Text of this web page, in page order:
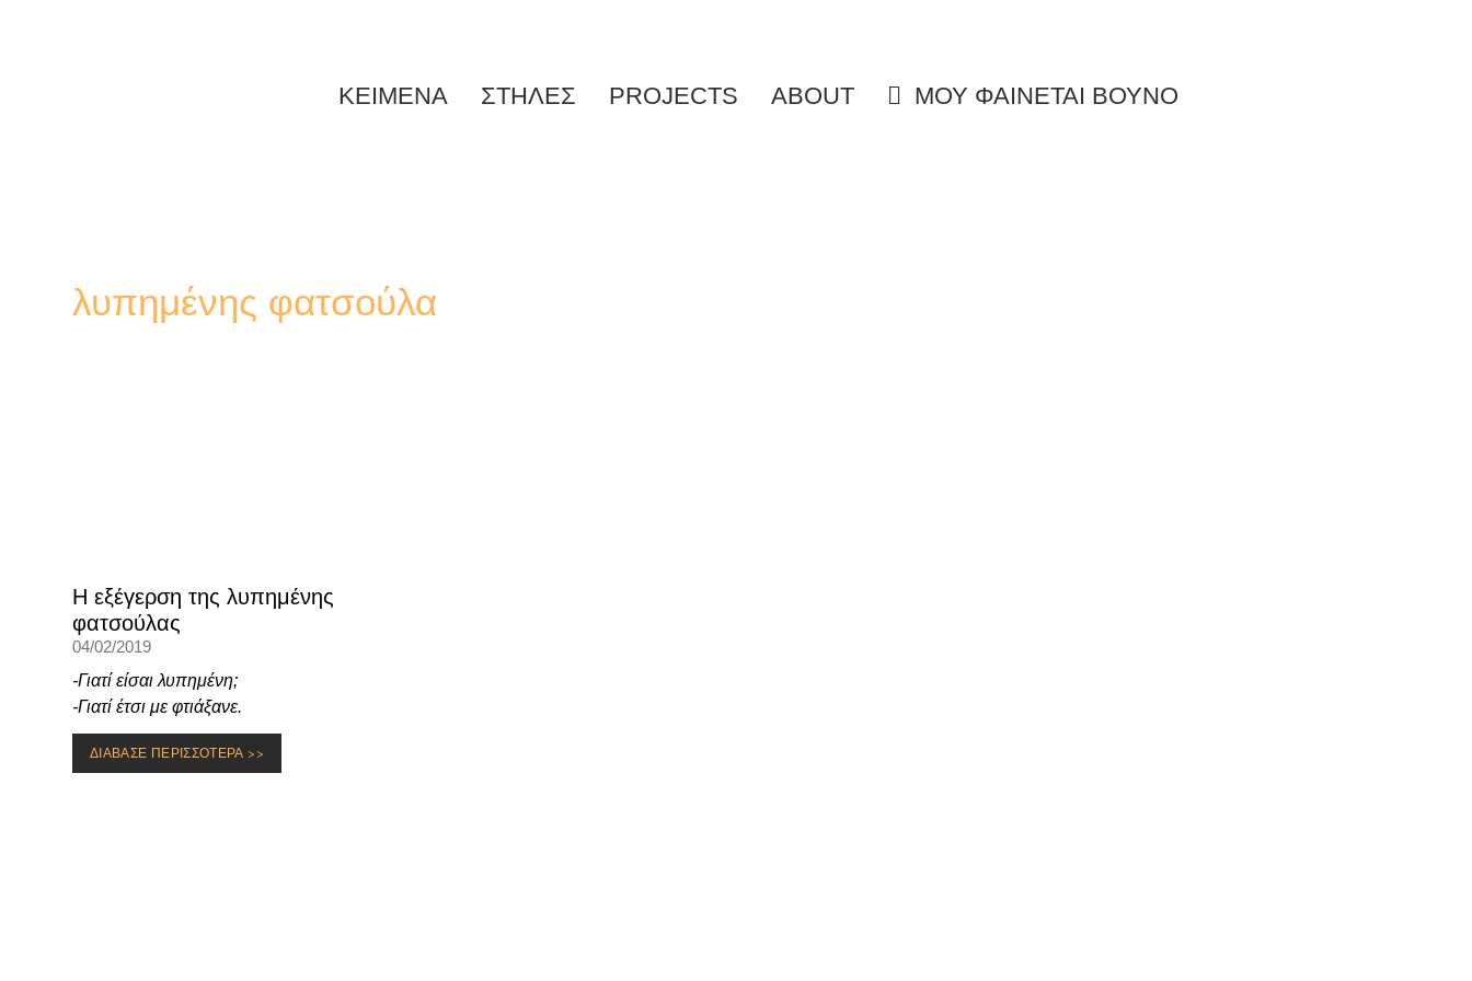
ΚΕΙΜΕΝΑ ΣΤΗΛΕΣ PROJECTS ABOUT ΜΟΥ ΦΑΙΝΕΤΑΙ ΒΟΥΝΟ
λυπημένης φατσούλα
Η εξέγερση της λυπημένης
φατσούλας
04/02/2019
-Γιατί είσαι λυπημένη;
-Γιατί έτσι με φτιάξανε.
ΔΙΑΒΑΣΕ ΠΕΡΙΣΣΟΤΕΡΑ >>